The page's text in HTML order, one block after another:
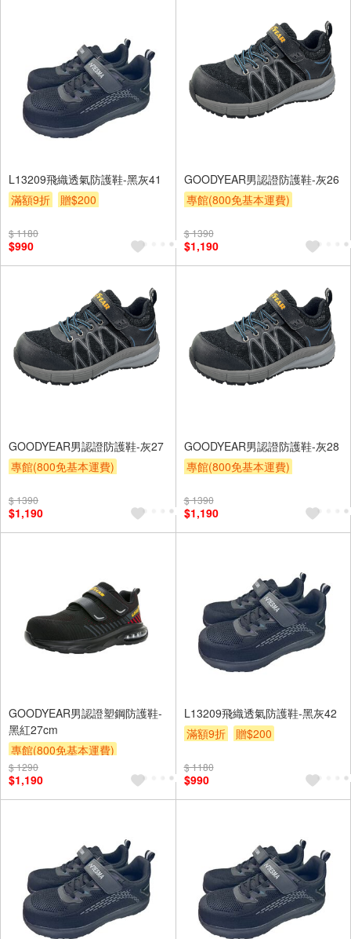
L13209飛織透氣防護鞋-黑灰41
滿額9折
贈$200
$ 1180
$990
GOODYEAR男認證防護鞋-灰26
專館(800免基本運費)
$ 1390
$1,190
GOODYEAR男認證防護鞋-灰27
專館(800免基本運費)
$ 1390
$1,190
GOODYEAR男認證防護鞋-灰28
專館(800免基本運費)
$ 1390
$1,190
GOODYEAR男認證塑鋼防護鞋-
黑紅27cm
專館(800免基本運費)
滿額9折
$ 1290
$1,190
L13209飛織透氣防護鞋-黑灰42
滿額9折
贈$200
$ 1180
$990